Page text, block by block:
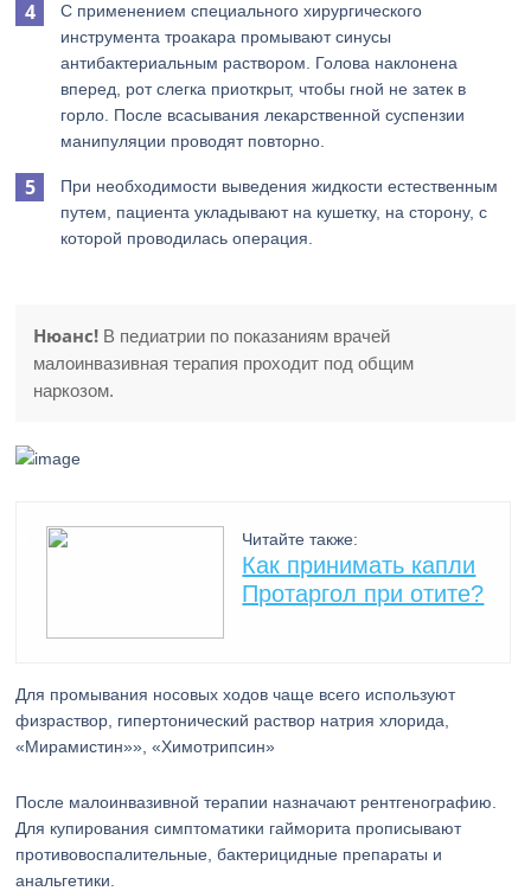
С применением специального хирургического
инструмента троакара промывают синусы
антибактериальным раствором. Голова наклонена
вперед, рот слегка приоткрыт, чтобы гной не затек в
горло. После всасывания лекарственной суспензии
манипуляции проводят повторно.
При необходимости выведения жидкости естественным
путем, пациента укладывают на кушетку, на сторону, с
которой проводилась операция.
Нюанс! В педиатрии по показаниям врачей
малоинвазивная терапия проходит под общим
наркозом.
Читайте также:
Как принимать капли
Протаргол при отите?
Для промывания носовых ходов чаще всего используют
физраствор, гипертонический раствор натрия хлорида,
«Мирамистин»», «Химотрипсин»
После малоинвазивной терапии назначают рентгенографию.
Для купирования симптоматики гайморита прописывают
противовоспалительные, бактерицидные препараты и
анальгетики.